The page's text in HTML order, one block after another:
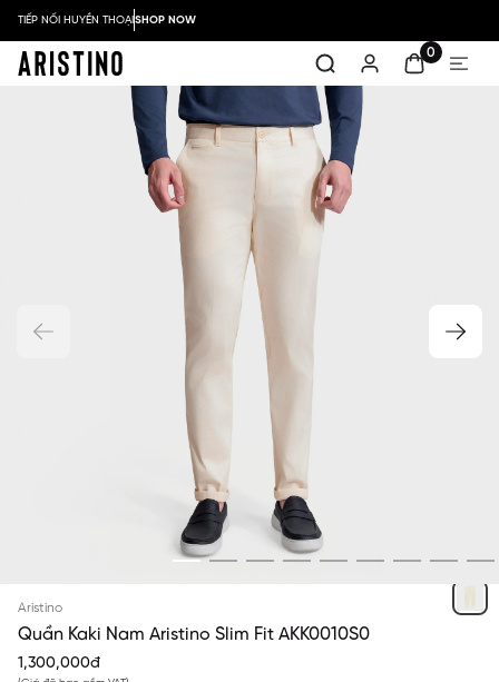
TIẾP NỐI HUYỀN THOẠISHOP NOW
0
Aristino
Quần Kaki Nam Aristino Slim Fit AKK0010S0
1,300,000đ